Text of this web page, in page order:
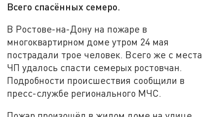
Всего спасённых семеро.
В Ростове-на-Дону на пожаре в
многоквартирном доме утром 24 мая
пострадали трое человек. Всего же с места
ЧП удалось спасти семерых ростовчан.
Подробности происшествия сообщили в
пресс-службе регионального МЧС.